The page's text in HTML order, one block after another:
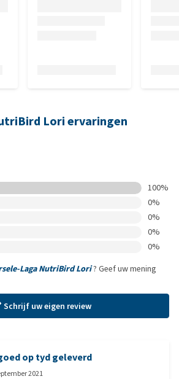
Lori ervaringen
100%
0%
0%
0%
0%
Laga NutriBird Lori? Geef uw mening
Schrijf uw eigen review
op tyd geleverd
2021